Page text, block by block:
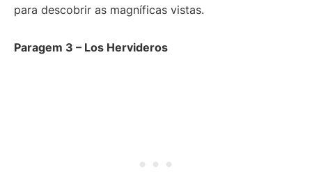
para descobrir as magníficas vistas.
Paragem 3 – Los Hervideros